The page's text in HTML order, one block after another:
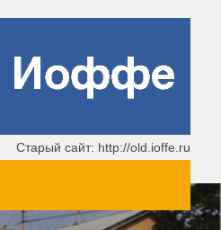
Старый сайт: http://old.ioffe.ru